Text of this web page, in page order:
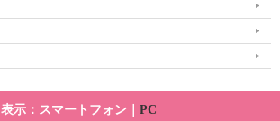
表示：スマートフォン｜ PC